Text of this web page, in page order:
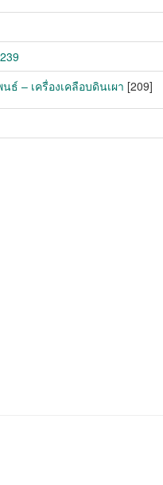
ธ์ – เครื่องเคลือบดินเผา [209]